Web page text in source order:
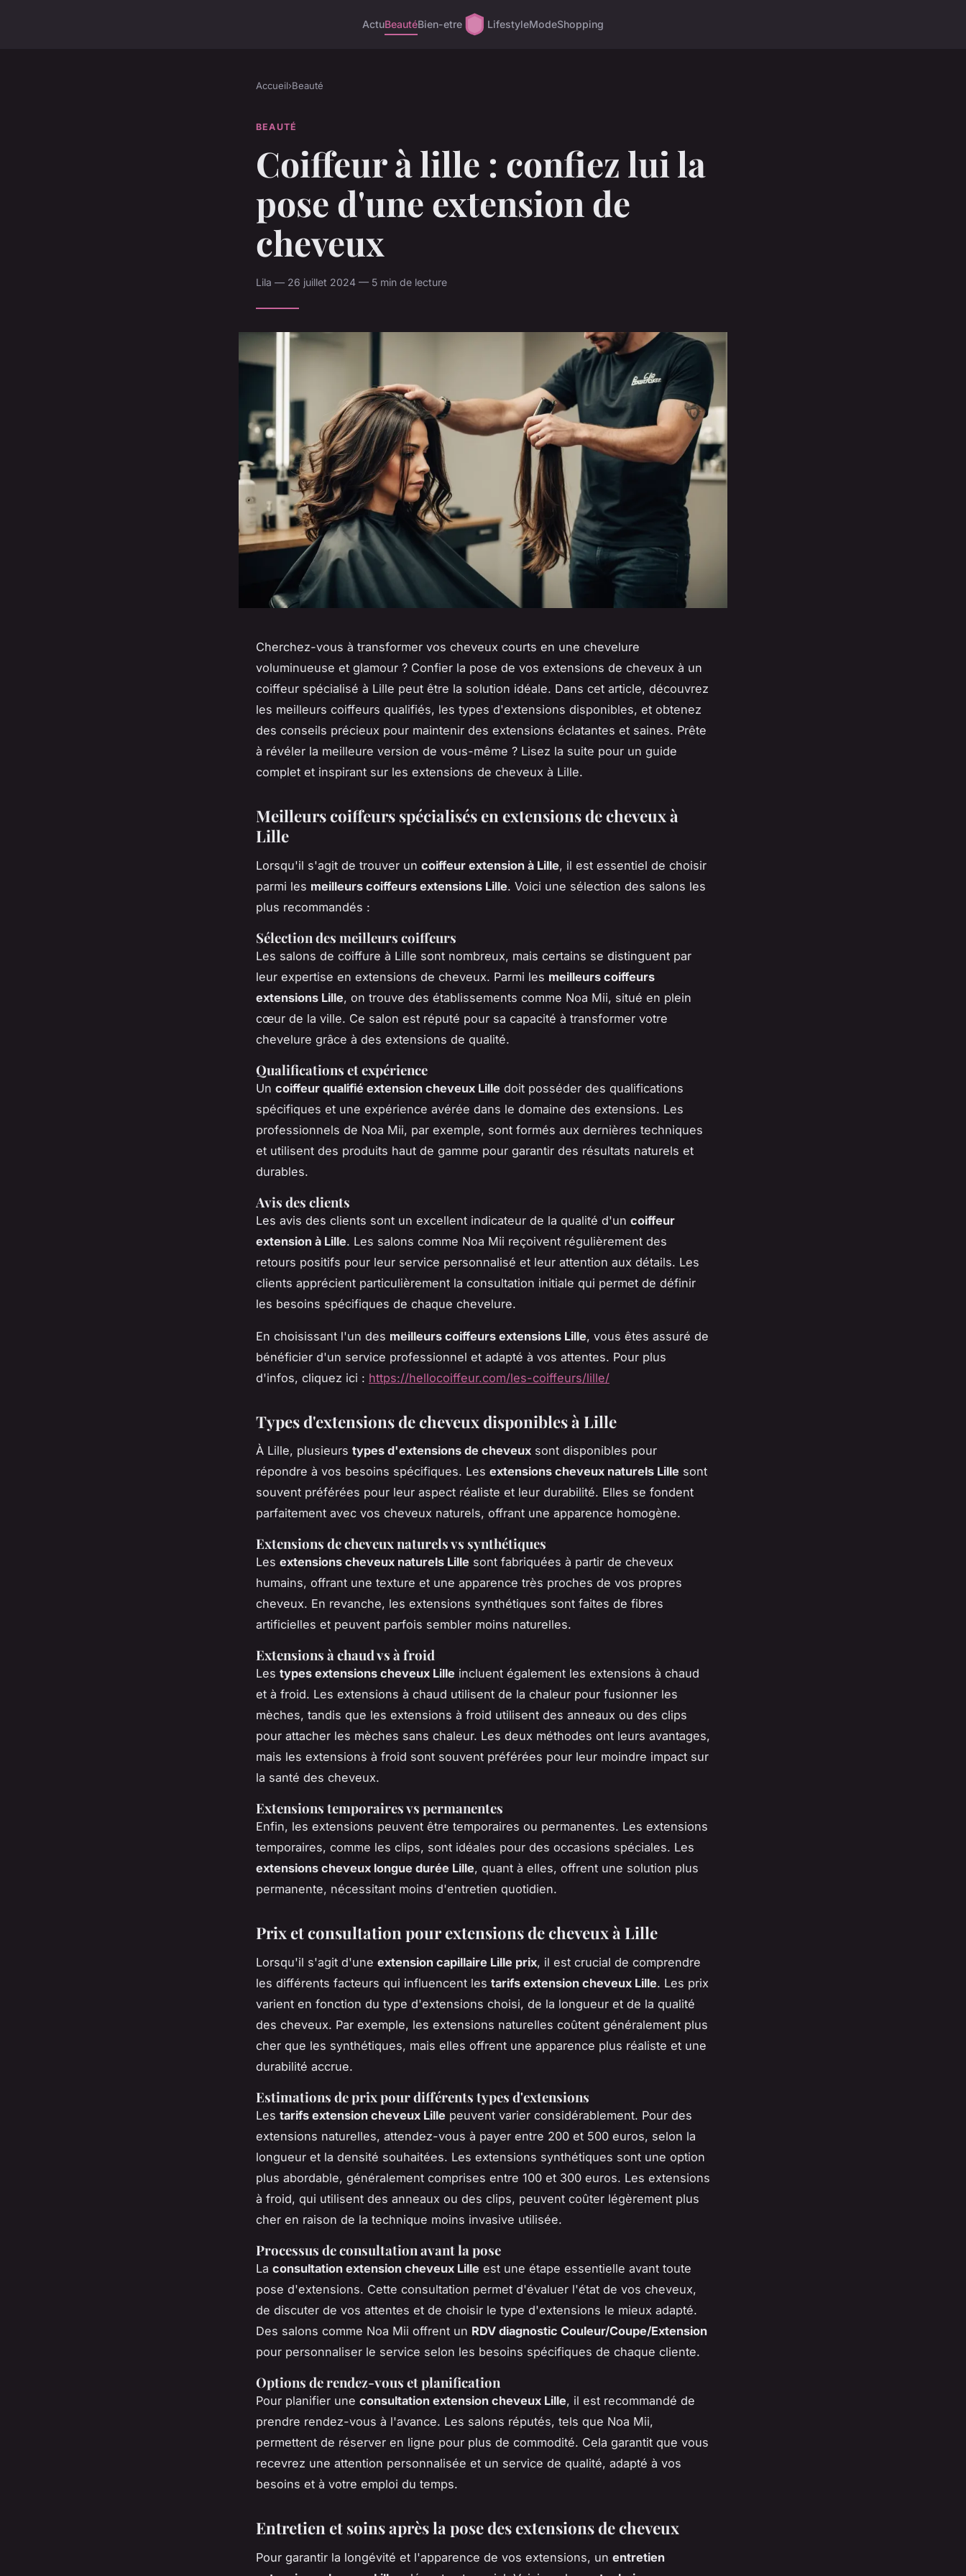
ActuBeautéBien-etre LifestyleModeShopping
Accueil›Beauté
BEAUTÉ
Coiffeur à lille : confiez lui la
pose d'une extension de
cheveux
Lila — 26 juillet 2024 — 5 min de lecture
Cherchez-vous à transformer vos cheveux courts en une chevelure
voluminueuse et glamour ? Confier la pose de vos extensions de cheveux à un
coiffeur spécialisé à Lille peut être la solution idéale. Dans cet article, découvrez
les meilleurs coiffeurs qualifiés, les types d'extensions disponibles, et obtenez
des conseils précieux pour maintenir des extensions éclatantes et saines. Prête
à révéler la meilleure version de vous-même ? Lisez la suite pour un guide
complet et inspirant sur les extensions de cheveux à Lille.
Meilleurs coiffeurs spécialisés en extensions de cheveux à
Lille
Lorsqu'il s'agit de trouver un coiffeur extension à Lille, il est essentiel de choisir
parmi les meilleurs coiffeurs extensions Lille. Voici une sélection des salons les
plus recommandés :
Sélection des meilleurs coiffeurs
Les salons de coiffure à Lille sont nombreux, mais certains se distinguent par
leur expertise en extensions de cheveux. Parmi les meilleurs coiffeurs
extensions Lille, on trouve des établissements comme Noa Mii, situé en plein
cœur de la ville. Ce salon est réputé pour sa capacité à transformer votre
chevelure grâce à des extensions de qualité.
Qualifications et expérience
Un coiffeur qualifié extension cheveux Lille doit posséder des qualifications
spécifiques et une expérience avérée dans le domaine des extensions. Les
professionnels de Noa Mii, par exemple, sont formés aux dernières techniques
et utilisent des produits haut de gamme pour garantir des résultats naturels et
durables.
Avis des clients
Les avis des clients sont un excellent indicateur de la qualité d'un coiffeur
extension à Lille. Les salons comme Noa Mii reçoivent régulièrement des
retours positifs pour leur service personnalisé et leur attention aux détails. Les
clients apprécient particulièrement la consultation initiale qui permet de définir
les besoins spécifiques de chaque chevelure.
En choisissant l'un des meilleurs coiffeurs extensions Lille, vous êtes assuré de
bénéficier d'un service professionnel et adapté à vos attentes. Pour plus
d'infos, cliquez ici : https://hellocoiffeur.com/les-coiffeurs/lille/
Types d'extensions de cheveux disponibles à Lille
À Lille, plusieurs types d'extensions de cheveux sont disponibles pour
répondre à vos besoins spécifiques. Les extensions cheveux naturels Lille sont
souvent préférées pour leur aspect réaliste et leur durabilité. Elles se fondent
parfaitement avec vos cheveux naturels, offrant une apparence homogène.
Extensions de cheveux naturels vs synthétiques
Les extensions cheveux naturels Lille sont fabriquées à partir de cheveux
humains, offrant une texture et une apparence très proches de vos propres
cheveux. En revanche, les extensions synthétiques sont faites de fibres
artificielles et peuvent parfois sembler moins naturelles.
Extensions à chaud vs à froid
Les types extensions cheveux Lille incluent également les extensions à chaud
et à froid. Les extensions à chaud utilisent de la chaleur pour fusionner les
mèches, tandis que les extensions à froid utilisent des anneaux ou des clips
pour attacher les mèches sans chaleur. Les deux méthodes ont leurs avantages,
mais les extensions à froid sont souvent préférées pour leur moindre impact sur
la santé des cheveux.
Extensions temporaires vs permanentes
Enfin, les extensions peuvent être temporaires ou permanentes. Les extensions
temporaires, comme les clips, sont idéales pour des occasions spéciales. Les
extensions cheveux longue durée Lille, quant à elles, offrent une solution plus
permanente, nécessitant moins d'entretien quotidien.
Prix et consultation pour extensions de cheveux à Lille
Lorsqu'il s'agit d'une extension capillaire Lille prix, il est crucial de comprendre
les différents facteurs qui influencent les tarifs extension cheveux Lille. Les prix
varient en fonction du type d'extensions choisi, de la longueur et de la qualité
des cheveux. Par exemple, les extensions naturelles coûtent généralement plus
cher que les synthétiques, mais elles offrent une apparence plus réaliste et une
durabilité accrue.
Estimations de prix pour différents types d'extensions
Les tarifs extension cheveux Lille peuvent varier considérablement. Pour des
extensions naturelles, attendez-vous à payer entre 200 et 500 euros, selon la
longueur et la densité souhaitées. Les extensions synthétiques sont une option
plus abordable, généralement comprises entre 100 et 300 euros. Les extensions
à froid, qui utilisent des anneaux ou des clips, peuvent coûter légèrement plus
cher en raison de la technique moins invasive utilisée.
Processus de consultation avant la pose
La consultation extension cheveux Lille est une étape essentielle avant toute
pose d'extensions. Cette consultation permet d'évaluer l'état de vos cheveux,
de discuter de vos attentes et de choisir le type d'extensions le mieux adapté.
Des salons comme Noa Mii offrent un RDV diagnostic Couleur/Coupe/Extension
pour personnaliser le service selon les besoins spécifiques de chaque cliente.
Options de rendez-vous et planification
Pour planifier une consultation extension cheveux Lille, il est recommandé de
prendre rendez-vous à l'avance. Les salons réputés, tels que Noa Mii,
permettent de réserver en ligne pour plus de commodité. Cela garantit que vous
recevrez une attention personnalisée et un service de qualité, adapté à vos
besoins et à votre emploi du temps.
Entretien et soins après la pose des extensions de cheveux
Pour garantir la longévité et l'apparence de vos extensions, un entretien